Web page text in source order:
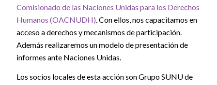
Comisionado de las Naciones Unidas para los Derechos
Humanos (OACNUDH). Con ellos, nos capacitamos en
acceso a derechos y mecanismos de participación.
Además realizaremos un modelo de presentación de
informes ante Naciones Unidas.
Los socios locales de esta acción son Grupo SUNU de